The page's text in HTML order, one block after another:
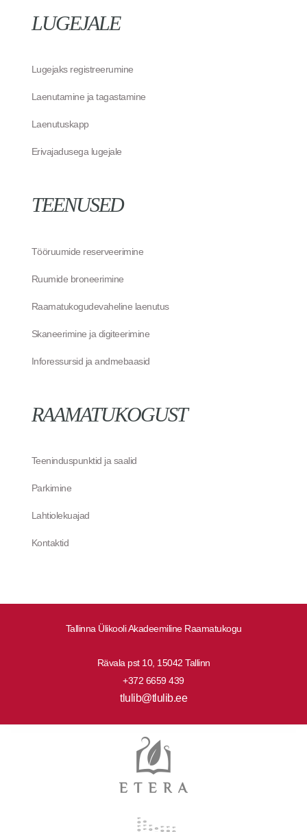
Tallinna Ülikooli Akadeemiline Raamatukogu
Rävala pst 10, 15042 Tallinn
+372 6659 439
tlulib@tlulib.ee
LUGEJALE
Lugejaks registreerumine
Laenutamine ja tagastamine
Laenutuskapp
Erivajadusega lugejale
TEENUSED
Tööruumide reserveerimine
Ruumide broneerimine
Raamatukogudevaheline laenutus
Skaneerimine ja digiteerimine
Inforessursid ja andmebaasid
RAAMATUKOGUST
Teeninduspunktid ja saalid
Parkimine
Lahtiolekuajad
Kontaktid